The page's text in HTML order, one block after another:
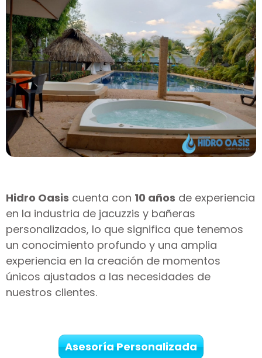
Hidro Oasis cuenta con 10 años de experiencia
en la industria de jacuzzis y bañeras
personalizados, lo que significa que tenemos
un conocimiento profundo y una amplia
experiencia en la creación de momentos
únicos ajustados a las necesidades de
nuestros clientes.
Asesoría Personalizada